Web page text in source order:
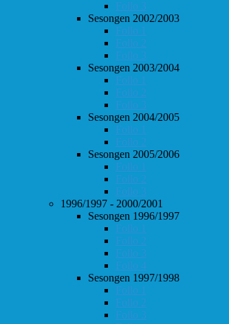
Follo 3
Sesongen 2002/2003
Follo 1
Follo 2
Follo 3
Sesongen 2003/2004
Follo 1
Follo 2
Follo 3
Sesongen 2004/2005
Follo 1
Follo 2
Sesongen 2005/2006
Follo 1
Follo 2
Follo 3
1996/1997 - 2000/2001
Sesongen 1996/1997
Follo 1
Follo 2
Follo 3
Follo 4
Sesongen 1997/1998
Follo 1
Follo 2
Follo 3